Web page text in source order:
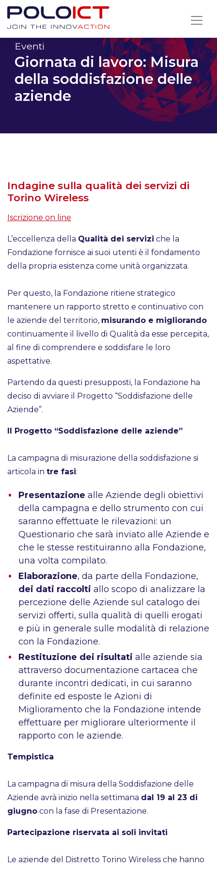
Skip
contentEventi
Giornata di lavoro: Misura
della soddisfazione delle
aziende
Indagine sulla qualità dei servizi di
Torino Wireless
Iscrizione on line
L’eccellenza della Qualità dei servizi che la
Fondazione fornisce ai suoi utenti è il fondamento
della propria esistenza come unità organizzata.
Per questo, la Fondazione ritiene strategico
mantenere un rapporto stretto e continuativo con
le aziende del territorio, misurando e migliorando
continuamente il livello di Qualità da esse percepita,
al fine di comprendere e soddisfare le loro
aspettative.
Partendo da questi presupposti, la Fondazione ha
deciso di avviare il Progetto “Soddisfazione delle
Aziende”.
Il Progetto “Soddisfazione delle aziende”
La campagna di misurazione della soddisfazione si
articola in tre fasi:
Presentazione alle Aziende degli obiettivi
della campagna e dello strumento con cui
saranno effettuate le rilevazioni: un
Questionario che sarà inviato alle Aziende e
che le stesse restituiranno alla Fondazione,
una volta compilato.
Elaborazione, da parte della Fondazione,
dei dati raccolti allo scopo di analizzare la
percezione delle Aziende sul catalogo dei
servizi offerti, sulla qualità di quelli erogati
e più in generale sulle modalità di relazione
con la Fondazione.
Restituzione dei risultati alle aziende sia
attraverso documentazione cartacea che
durante incontri dedicati, in cui saranno
definite ed esposte le Azioni di
Miglioramento che la Fondazione intende
effettuare per migliorare ulteriormente il
rapporto con le aziende.
Tempistica
La campagna di misura della Soddisfazione delle
Aziende avrà inizio nella settimana dal 19 al 23 di
giugno con la fase di Presentazione.
Partecipazione riservata ai soli invitati
Le aziende del Distretto Torino Wireless che hanno